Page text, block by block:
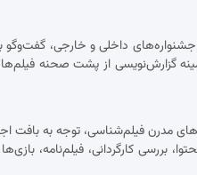
داخلی و خارجی، گفت‌وگو با
گزارش‌نویسی از پشت صحنه
مدرن فیلم‌شناسی، توجه به بافت
کارگردانی، فیلم‌نامه، بازی‌ها